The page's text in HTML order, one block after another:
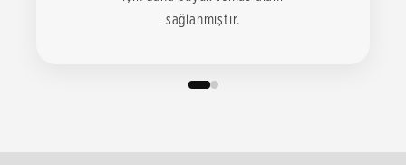
sağlanmıştır.